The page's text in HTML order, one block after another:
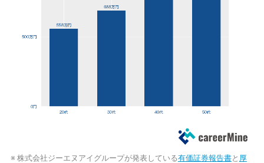
※ 株式会社ジーエヌアイグループが発表している有価証券報告書と 厚